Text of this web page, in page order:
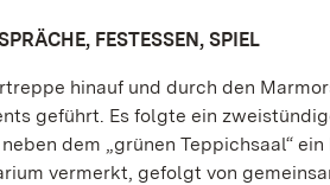
FESTESSEN, SPIEL
hinauf und durch den
geführt. Es folgte ein
dem „grünen Teppichsaal“
vermerkt, gefolgt von